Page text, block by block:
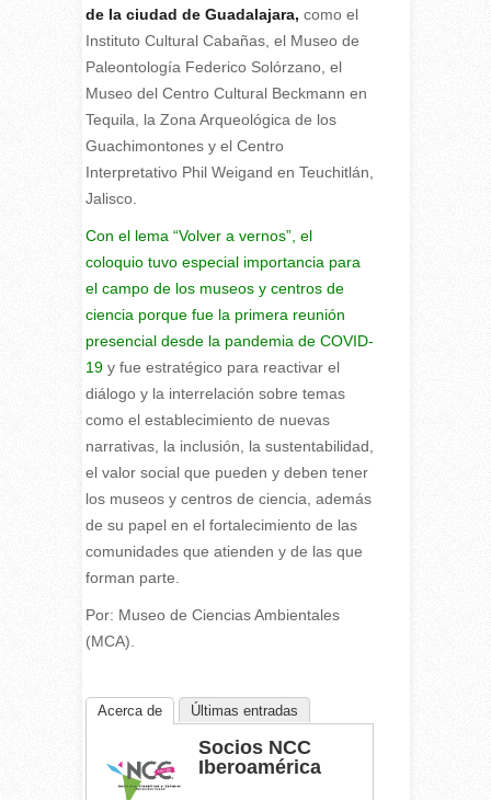
de la ciudad de Guadalajara, como el
Instituto Cultural Cabañas, el Museo de
Paleontología Federico Solórzano, el
Museo del Centro Cultural Beckmann en
Tequila, la Zona Arqueológica de los
Guachimontones y el Centro
Interpretativo Phil Weigand en Teuchitlán,
Jalisco.
Con el lema “Volver a vernos”, el
coloquio tuvo especial importancia para
el campo de los museos y centros de
ciencia porque fue la primera reunión
presencial desde la pandemia de COVID-
19y fue estratégico para reactivar el
diálogo y la interrelación sobre temas
como el establecimiento de nuevas
narrativas, la inclusión, la sustentabilidad,
el valor social que pueden y deben tener
los museos y centros de ciencia, además
de su papel en el fortalecimiento de las
comunidades que atienden y de las que
forman parte.
Por: Museo de Ciencias Ambientales
(MCA).
Acerca de Últimas entradas
Socios NCC
Iberoamérica